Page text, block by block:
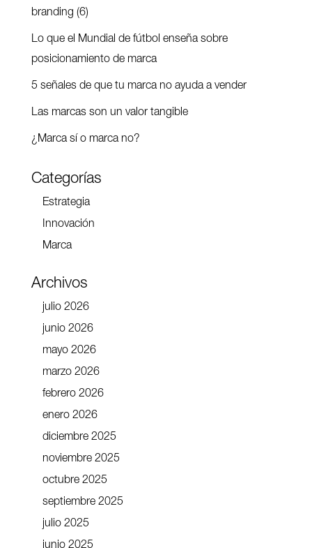
branding (6)
Lo que el Mundial de fútbol enseña sobre
posicionamiento de marca
5 señales de que tu marca no ayuda a vender
Las marcas son un valor tangible
¿Marca sí o marca no?
Categorías
Estrategia
Innovación
Marca
Archivos
julio 2026
junio 2026
mayo 2026
marzo 2026
febrero 2026
enero 2026
diciembre 2025
noviembre 2025
octubre 2025
septiembre 2025
julio 2025